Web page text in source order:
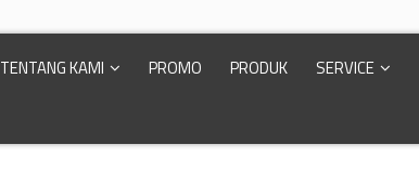
TENTANG KAMI PROMO PRODUK SERVICE